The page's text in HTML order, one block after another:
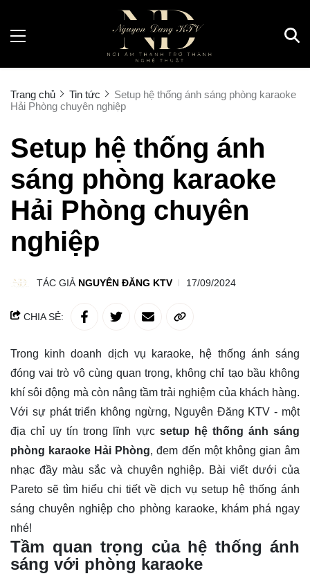
Trang chủ Tin tức
Setup hệ thống ánh sáng phòng karaoke
Hải Phòng chuyên nghiệp
Setup hệ thống ánh
sáng phòng karaoke
Hải Phòng chuyên
nghiệp
TÁC GIẢ NGUYÊN ĐĂNG KTV 17/09/2024
CHIA SẺ:
Trong kinh doanh dịch vụ karaoke, hệ thống ánh sáng
đóng vai trò vô cùng quan trọng, không chỉ tạo bầu không
khí sôi động mà còn nâng tầm trải nghiệm của khách hàng.
Với sự phát triển không ngừng, Nguyên Đăng KTV - một
địa chỉ uy tín trong lĩnh vực setup
hệ thống ánh sáng
phòng karaoke Hải Phòng, đem đến một không gian âm
nhạc đầy màu sắc và chuyên nghiệp. Bài viết dưới của
Pareto sẽ tìm hiểu chi tiết về dịch vụ setup hệ thống ánh
sáng chuyên nghiệp cho phòng karaoke, khám phá ngay
nhé!
Tầm quan trọng của hệ thống ánh
sáng với phòng karaoke